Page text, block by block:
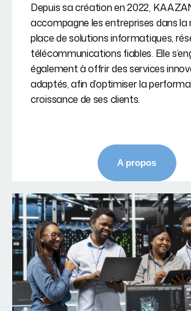
Depuis sa création en 2022,
accompagne les entreprises dans la
place de solutions informatiques,
télécommunications fiables. Elle
également à offrir des services
adaptés, afin d’optimiser la
croissance de ses clients.